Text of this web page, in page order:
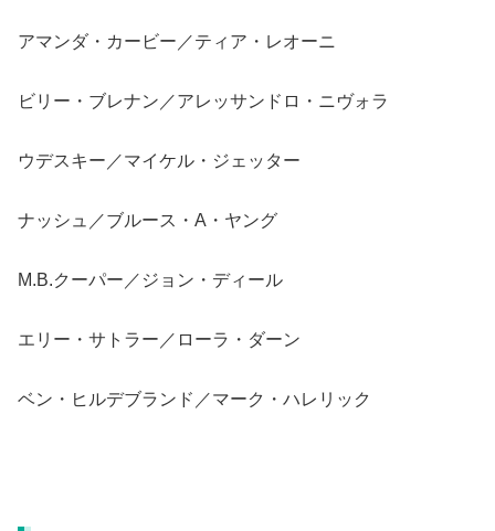
アマンダ・カービー／ティア・レオーニ
ビリー・ブレナン／アレッサンドロ・ニヴォラ
ウデスキー／マイケル・ジェッター
ナッシュ／ブルース・A・ヤング
M.B.クーパー／ジョン・ディール
エリー・サトラー／ローラ・ダーン
ベン・ヒルデブランド／マーク・ハレリック